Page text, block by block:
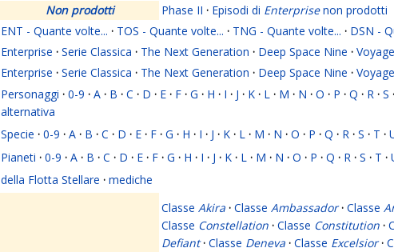
Non prodotti
Phase II · Episodi di Enterprisenon prodotti
ENT - Quante volte... · TOS - Quante volte... · TNG - Quante volte... · DSN -
Enterprise · Serie Classica · The Next Generation · Deep Space Nine ·
Enterprise · Serie Classica · The Next Generation · Deep Space Nine ·
Personaggi · 0-9 · A · B · C · D · E · F · G · H · I · J · K · L · M · N · O · P · Q · R · S ·
alternativa
Specie · 0-9 · A · B · C · D · E · F · G · H · I · J · K · L · M · N · O · P · Q · R · S · T ·
Pianeti · 0-9 · A · B · C · D · E · F · G · H · I · J · K · L · M · N · O · P · Q · R · S · T ·
della Flotta Stellare · mediche
Classe Akira · Classe Ambassador · Classe
Classe Constellation · Classe Constitution ·
Defiant · Classe Deneva · Classe Excelsior ·